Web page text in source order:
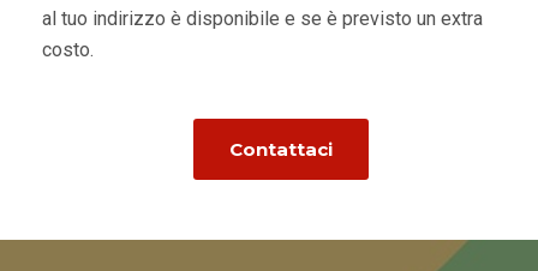
al tuo indirizzo è disponibile e se è previsto un extra
costo.
Contattaci